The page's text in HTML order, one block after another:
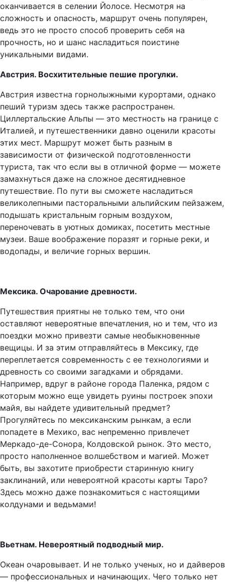
оканчивается в селении Йолосе. Несмотря на
сложность и опасность, маршрут очень популярен,
ведь это не просто способ проверить себя на
прочность, но и шанс насладиться поистине
уникальными видами.
Австрия. Восхитительные пешие прогулки.
Австрия известна горнолыжными курортами, однако
пеший туризм здесь также распространен.
Циллертальские Альпы — это местность на границе с
Италией, и путешественники давно оценили красоты
этих мест. Маршрут может быть разным в
зависимости от физической подготовленности
туриста, так что если вы в отличной форме — можете
замахнуться даже на сложное десятидневное
путешествие. По пути вы сможете насладиться
великолепными пасторальными альпийским пейзажем,
подышать кристальным горным воздухом,
переночевать в уютных домиках, посетить местные
музеи. Ваше воображение поразят и горные реки, и
водопады, и величие горных вершин.
Мексика. Очарование древности.
Путешествия приятны не только тем, что они
оставляют невероятные впечатления, но и тем, что из
поездки можно привезти самые необыкновенные
вещицы. И за этим отправляйтесь в Мексику, где
переплетается современность с ее технологиями и
древность со своими загадками и обрядами.
Например, вдруг в районе города Паленка, рядом с
которым можно еще увидеть руины построек эпохи
майя, вы найдете удивительный предмет?
Прогуляйтесь по мексиканским рынкам, а если
попадете в Мехико, вас непременно привлечет
Меркадо-де-Сонора, Колдовской рынок. Это место,
просто наполненное волшебством и магией. Может
быть, вы захотите приобрести старинную книгу
заклинаний, или невероятной красоты карты Таро?
Здесь можно даже познакомиться с настоящими
колдунами и ведьмами!
Вьетнам. Невероятный подводный мир.
Океан очаровывает. И не только ученых, но и дайверов
— профессиональных и начинающих. Чего только нет